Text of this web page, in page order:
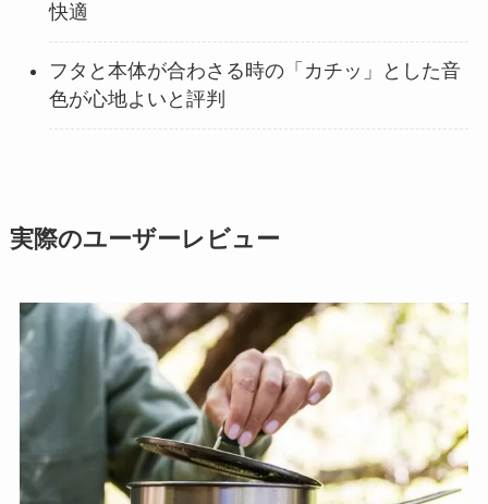
快適
フタと本体が合わさる時の「カチッ」とした音
色が心地よいと評判
実際のユーザーレビュー